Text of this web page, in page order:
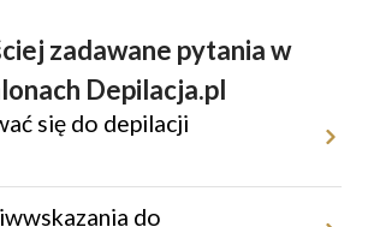
zadawane pytania w
Depilacja.pl
się do depilacji
poddane depilacji należy ogolić maszynką
unikać opalania oraz stosowania kremów
do